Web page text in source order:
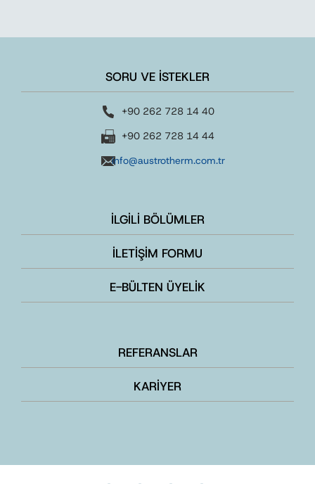
SORU VE İSTEKLER
+90 262 728 14 40
+90 262 728 14 44
info@austrotherm.com.tr
İLGİLİ BÖLÜMLER
İLETİŞİM FORMU
E-BÜLTEN ÜYELİK
REFERANSLAR
KARİYER